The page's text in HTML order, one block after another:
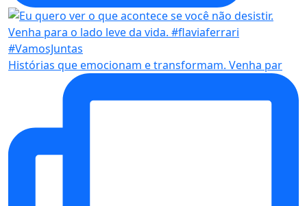
Histórias que emocionam e transformam. Venha par